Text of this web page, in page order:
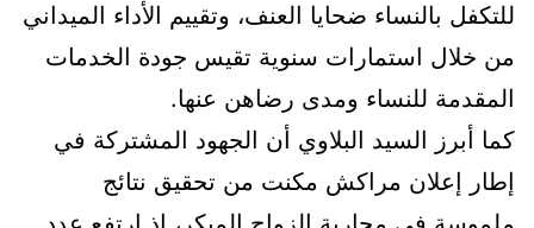
للتكفل بالنساء ضحايا العنف، وتقييم الأداء الميداني
من خلال استمارات سنوية تقيس جودة الخدمات
المقدمة للنساء ومدى رضاهن عنها.
كما أبرز السيد البلاوي أن الجهود المشتركة في
إطار إعلان مراكش مكنت من تحقيق نتائج